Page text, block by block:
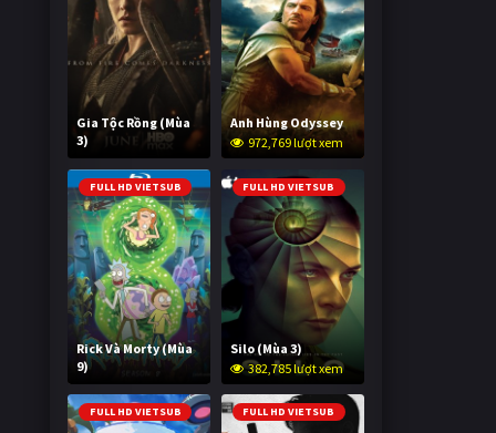
Gia Tộc Rồng (Mùa
3)
2,039,669 lượt xem
Anh Hùng Odyssey
972,769 lượt xem
FULL HD VIETSUB
Rick Và Morty (Mùa
9)
3,006,342 lượt xem
FULL HD VIETSUB
Silo (Mùa 3)
382,785 lượt xem
FULL HD VIETSUB FULL HD VIETSUB